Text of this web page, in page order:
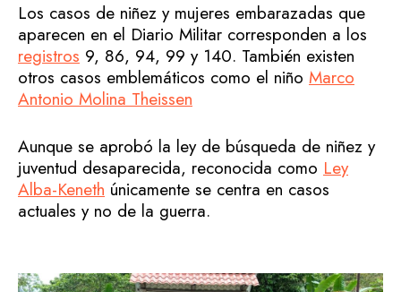
Los casos de niñez y mujeres embarazadas que
aparecen en el Diario Militar corresponden a los
registros 9, 86, 94, 99 y 140. También existen
otros casos emblemáticos como el niño Marco
Antonio Molina Theissen
Aunque se aprobó la ley de búsqueda de niñez y
juventud desaparecida, reconocida como Ley
Alba-Keneth únicamente se centra en casos
actuales y no de la guerra.